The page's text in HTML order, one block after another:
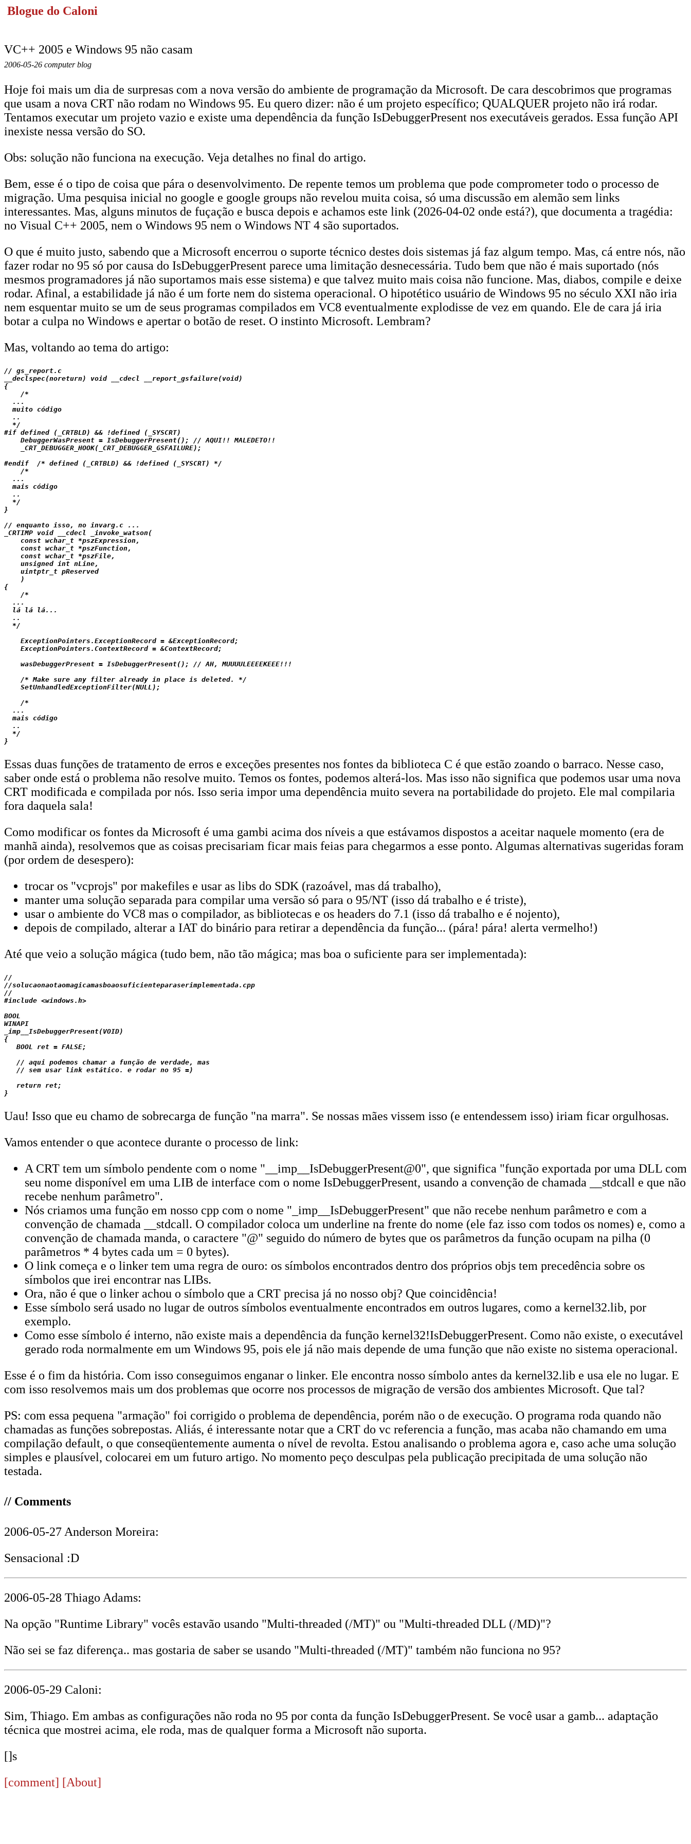
Blogue do Caloni
VC++ 2005 e Windows 95 não casam
2006-05-26 computer blog
Hoje foi mais um dia de surpresas com a nova versão do ambiente de programação da Microsoft. De cara descobrimos que programas
que usam a nova CRT não rodam no Windows 95. Eu quero dizer: não é um projeto específico; QUALQUER projeto não irá rodar.
Tentamos executar um projeto vazio e existe uma dependência da função IsDebuggerPresent nos executáveis gerados. Essa função API
inexiste nessa versão do SO.
Obs: solução não funciona na execução. Veja detalhes no final do artigo.
Bem, esse é o tipo de coisa que pára o desenvolvimento. De repente temos um problema que pode comprometer todo o processo de
migração. Uma pesquisa inicial no google e google groups não revelou muita coisa, só uma discussão em alemão sem links
interessantes. Mas, alguns minutos de fuçação e busca depois e achamos este link (2026-04-02 onde está?), que documenta a tragédia:
no Visual C++ 2005, nem o Windows 95 nem o Windows NT 4 são suportados.
O que é muito justo, sabendo que a Microsoft encerrou o suporte técnico destes dois sistemas já faz algum tempo. Mas, cá entre nós, não
fazer rodar no 95 só por causa do IsDebuggerPresent parece uma limitação desnecessária. Tudo bem que não é mais suportado (nós
mesmos programadores já não suportamos mais esse sistema) e que talvez muito mais coisa não funcione. Mas, diabos, compile e deixe
rodar. Afinal, a estabilidade já não é um forte nem do sistema operacional. O hipotético usuário de Windows 95 no século XXI não iria
nem esquentar muito se um de seus programas compilados em VC8 eventualmente explodisse de vez em quando. Ele de cara já iria
botar a culpa no Windows e apertar o botão de reset. O instinto Microsoft. Lembram?
Mas, voltando ao tema do artigo:
// gs_report.c
__declspec(noreturn) void __cdecl __report_gsfailure(void)
{
    /*
  ...
  muito código
  ..
  */
#if defined (_CRTBLD) && !defined (_SYSCRT)
    DebuggerWasPresent = IsDebuggerPresent(); // AQUI!! MALEDETO!!
    _CRT_DEBUGGER_HOOK(_CRT_DEBUGGER_GSFAILURE);
#endif  /* defined (_CRTBLD) && !defined (_SYSCRT) */
    /*
  ...
  mais código
  ..
  */
}
// enquanto isso, no invarg.c ...
_CRTIMP void __cdecl _invoke_watson(
    const wchar_t *pszExpression,
    const wchar_t *pszFunction,
    const wchar_t *pszFile,
    unsigned int nLine,
    uintptr_t pReserved
    )
{
    /*
  ...
  lá lá lá...
  ..
  */
    ExceptionPointers.ExceptionRecord = &ExceptionRecord;
    ExceptionPointers.ContextRecord = &ContextRecord;
    wasDebuggerPresent = IsDebuggerPresent(); // AH, MUUUULEEEEKEEE!!!
    /* Make sure any filter already in place is deleted. */
    SetUnhandledExceptionFilter(NULL);
    /*
  ...
  mais código
  ..
  */
Essas duas funções de tratamento de erros e exceções presentes nos fontes da biblioteca C é que estão zoando o barraco. Nesse caso,
saber onde está o problema não resolve muito. Temos os fontes, podemos alterá-los. Mas isso não significa que podemos usar uma nova
CRT modificada e compilada por nós. Isso seria impor uma dependência muito severa na portabilidade do projeto. Ele mal compilaria
fora daquela sala!
Como modificar os fontes da Microsoft é uma gambi acima dos níveis a que estávamos dispostos a aceitar naquele momento (era de
manhã ainda), resolvemos que as coisas precisariam ficar mais feias para chegarmos a esse ponto. Algumas alternativas sugeridas foram
(por ordem de desespero):
trocar os "vcprojs" por makefiles e usar as libs do SDK (razoável, mas dá trabalho),
manter uma solução separada para compilar uma versão só para o 95/NT (isso dá trabalho e é triste),
usar o ambiente do VC8 mas o compilador, as bibliotecas e os headers do 7.1 (isso dá trabalho e é nojento),
depois de compilado, alterar a IAT do binário para retirar a dependência da função... (pára! pára! alerta vermelho!)
Até que veio a solução mágica (tudo bem, não tão mágica; mas boa o suficiente para ser implementada):
//
//solucaonaotaomagicamasboaosuficienteparaserimplementada.cpp
//
#include <windows.h>
BOOL
WINAPI
_imp__IsDebuggerPresent(VOID)
{
   BOOL ret = FALSE;
   // aqui podemos chamar a função de verdade, mas
   // sem usar link estático. e rodar no 95 =)
   return ret;
Uau! Isso que eu chamo de sobrecarga de função "na marra". Se nossas mães vissem isso (e entendessem isso) iriam ficar orgulhosas.
Vamos entender o que acontece durante o processo de link:
A CRT tem um símbolo pendente com o nome "__imp__IsDebuggerPresent@0", que significa "função exportada por uma DLL com
seu nome disponível em uma LIB de interface com o nome IsDebuggerPresent, usando a convenção de chamada __stdcall e que não
recebe nenhum parâmetro".
Nós criamos uma função em nosso cpp com o nome "_imp__IsDebuggerPresent" que não recebe nenhum parâmetro e com a
convenção de chamada __stdcall. O compilador coloca um underline na frente do nome (ele faz isso com todos os nomes) e, como a
convenção de chamada manda, o caractere "@" seguido do número de bytes que os parâmetros da função ocupam na pilha (0
parâmetros * 4 bytes cada um = 0 bytes).
O link começa e o linker tem uma regra de ouro: os símbolos encontrados dentro dos próprios objs tem precedência sobre os
símbolos que irei encontrar nas LIBs.
Ora, não é que o linker achou o símbolo que a CRT precisa já no nosso obj? Que coincidência!
Esse símbolo será usado no lugar de outros símbolos eventualmente encontrados em outros lugares, como a kernel32.lib, por
exemplo.
Como esse símbolo é interno, não existe mais a dependência da função kernel32!IsDebuggerPresent. Como não existe, o executável
gerado roda normalmente em um Windows 95, pois ele já não mais depende de uma função que não existe no sistema operacional.
Esse é o fim da história. Com isso conseguimos enganar o linker. Ele encontra nosso símbolo antes da kernel32.lib e usa ele no lugar. E
com isso resolvemos mais um dos problemas que ocorre nos processos de migração de versão dos ambientes Microsoft. Que tal?
PS: com essa pequena "armação" foi corrigido o problema de dependência, porém não o de execução. O programa roda quando não
chamadas as funções sobrepostas. Aliás, é interessante notar que a CRT do vc referencia a função, mas acaba não chamando em uma
compilação default, o que conseqüentemente aumenta o nível de revolta. Estou analisando o problema agora e, caso ache uma solução
simples e plausível, colocarei em um futuro artigo. No momento peço desculpas pela publicação precipitada de uma solução não
testada.
// Comments
2006-05-27 Anderson Moreira:
Sensacional :D
2006-05-28 Thiago Adams:
Na opção "Runtime Library" vocês estavão usando "Multi-threaded (/MT)" ou "Multi-threaded DLL (/MD)"?
Não sei se faz diferença.. mas gostaria de saber se usando "Multi-threaded (/MT)" também não funciona no 95?
2006-05-29 Caloni:
Sim, Thiago. Em ambas as configurações não roda no 95 por conta da função IsDebuggerPresent. Se você usar a gamb... adaptação
técnica que mostrei acima, ele roda, mas de qualquer forma a Microsoft não suporta.
[]s
[comment] [About]